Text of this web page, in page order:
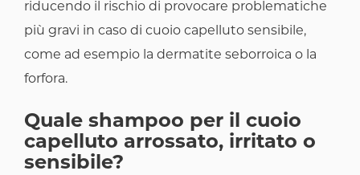
riducendo il rischio di provocare problematiche
più gravi in caso di cuoio capelluto sensibile,
come ad esempio la dermatite seborroica o la
forfora.
Quale shampoo per il cuoio
capelluto arrossato, irritato o
sensibile?